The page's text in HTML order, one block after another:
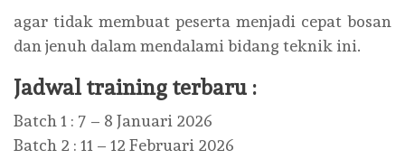
agar tidak membuat peserta menjadi cepat bosan
dan jenuh dalam mendalami bidang teknik ini.
Jadwal training terbaru :
Batch 1 : 7 – 8 Januari 2026
Batch 2 : 11 – 12 Februari 2026